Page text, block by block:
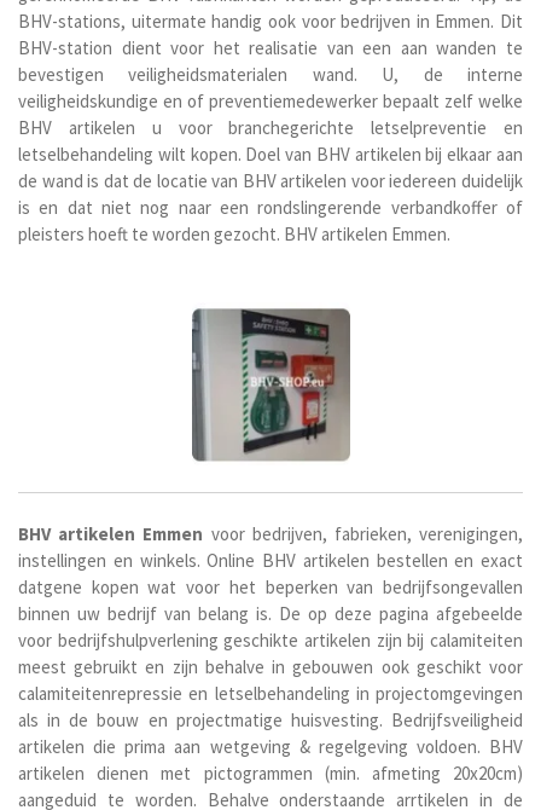
BHV-stations, uitermate handig ook voor bedrijven in Emmen. Dit
BHV-station dient voor het realisatie van een aan wanden te
bevestigen veiligheidsmaterialen wand. U, de interne
veiligheidskundige en of preventiemedewerker bepaalt zelf welke
BHV artikelen u voor branchegerichte letselpreventie en
letselbehandeling wilt kopen. Doel van BHV artikelen bij elkaar aan
de wand is dat de locatie van BHV artikelen voor iedereen duidelijk
is en dat niet nog naar een rondslingerende verbandkoffer of
pleisters hoeft te worden gezocht. BHV artikelen Emmen.
BHV artikelen Emmen voor bedrijven, fabrieken, verenigingen,
instellingen en winkels. Online BHV artikelen bestellen en exact
datgene kopen wat voor het beperken van bedrijfsongevallen
binnen uw bedrijf van belang is. De op deze pagina afgebeelde
voor bedrijfshulpverlening geschikte artikelen zijn bij calamiteiten
meest gebruikt en zijn behalve in gebouwen ook geschikt voor
calamiteitenrepressie en letselbehandeling in projectomgevingen
als in de bouw en projectmatige huisvesting. Bedrijfsveiligheid
artikelen die prima aan wetgeving & regelgeving voldoen. BHV
artikelen dienen met pictogrammen (min. afmeting 20x20cm)
aangeduid te worden. Behalve onderstaande arrtikelen in de